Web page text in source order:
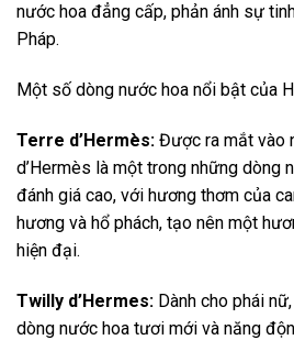
nước hoa đẳng cấp, phản ánh sự
Pháp.
Một số dòng nước hoa nổi bật của
Terre d’Hermès: Được ra mắt vào
d’Hermès là một trong những dòng
đánh giá cao, với hương thơm của
hương và hổ phách, tạo nên một
hiện đại.
Twilly d’Hermes: Dành cho phái
dòng nước hoa tươi mới và năng